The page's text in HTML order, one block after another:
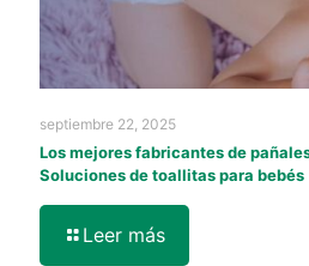
septiembre 22, 2025
Los mejores fabricantes de
Soluciones de toallitas para bebés
Leer más